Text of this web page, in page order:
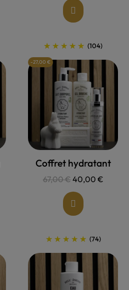
(104)
Allons voir !
-27,00 €
Coffret hydratant
67,00 € 40,00 €
(74)